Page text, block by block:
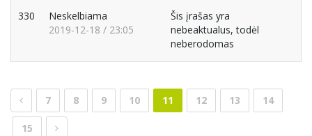
330
Neskelbiama
2019-12-18 / 23:05
Šis įrašas yra
nebeaktualus, todėl
neberodomas
7 8 9 10 11 12 13 14
15